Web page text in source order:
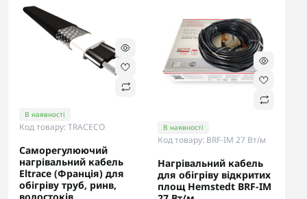
В наявності
Код товару: TRACECO
Саморегулюючий
нагрівальний кабель
Eltrace (Франція) для
обігріву труб, ринв,
В наявності
Код товару: BRF-IM 27 Вт/м
Нагрівальний кабель
для обігріву відкритих
площ Hemstedt BRF-IM